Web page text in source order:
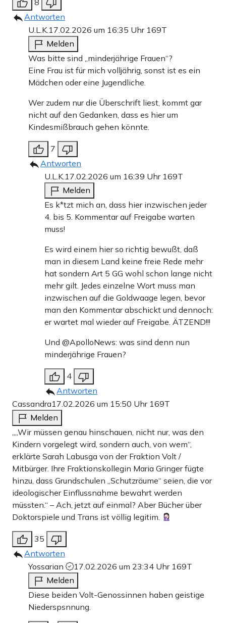
8
Antworten
U.L.K.17.02.2026 um 16:35 Uhr 169T
Melden
Was bitte sind „minderjährige Frauen“?
Eine Frau ist für mich volljährig, sonst ist es ein
Mädchen oder eine Jugendliche.
Wer zudem nur die Überschrift liest, kommt gar
nicht auf den Gedanken, dass es hier um
Kindesmißbrauch gehen könnte.
7
Antworten
U.L.K.17.02.2026 um 16:39 Uhr 169T
Melden
Es k*tzt mich an, dass hier inzwischen jeder
4. bis 5. Kommentar auf Freigabe warten
muss!
Es wird einem hier so richtig bewußt, daß
man in diesem Land keine freie Rede mehr
hat sondern Art 5 GG wohl schon lange nicht
mehr gilt. Jedes einzelne Wort muss man
inzwischen auf die Goldwaage legen, bevor
man den Kommentar abschickt und dennoch:
er wartet mal wieder auf Freigabe. ÄTZEND!!!
Und @ApolloNews: was sind denn nun
minderjährige Frauen?
4
Antworten
Cassandra17.02.2026 um 15:50 Uhr 169T
Melden
„„Wir müssen genau hinschauen, nicht nur, was den
Kindern vorgelegt wird, sondern auch, von wem“,
erklärte Sarah Labusga von der Fraktion Volt /
Mitbürger. Ihre Fraktionskollegin Maria Gringer fügte
hinzu, dass Grundschulen „Schutzräume“ seien, die vor
ideologischer Einflussnahme bewahrt werden
müssten.“ – Ach, jetzt auf einmal? Aber Bücher über
Doktorspiele und Trans ist völlig legitim.
35
Antworten
Yossarian
17.02.2026 um 23:34 Uhr 169T
Melden
Diese beiden Volt-Genossinnen haben geistige
Niederspsnnung.